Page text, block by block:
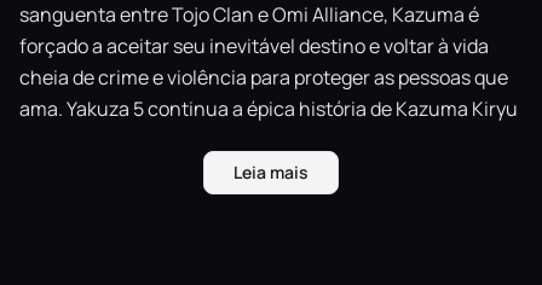
sanguenta entre Tojo Clan e Omi Alliance, Kazuma é
forçado a aceitar seu inevitável destino e voltar à vida
cheia de crime e violência para proteger as pessoas que
ama. Yakuza 5 continua a épica história de Kazuma Kiryu
Saejima, Tatsuo Shinada e Shun Akiyama. A saga
continua nas 5 maiores cidades japonesas: Tóquio,
Leia mais